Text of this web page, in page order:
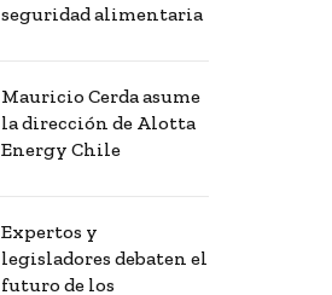
seguridad alimentaria
Mauricio Cerda asume
la dirección de Alotta
Energy Chile
Expertos y
legisladores debaten el
futuro de los